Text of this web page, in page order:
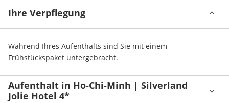
Ihre Verpflegung
Während Ihres Aufenthalts sind Sie mit einem
Frühstückspaket untergebracht.
Aufenthalt in Ho-Chi-Minh | Silverland
Jolie Hotel 4*